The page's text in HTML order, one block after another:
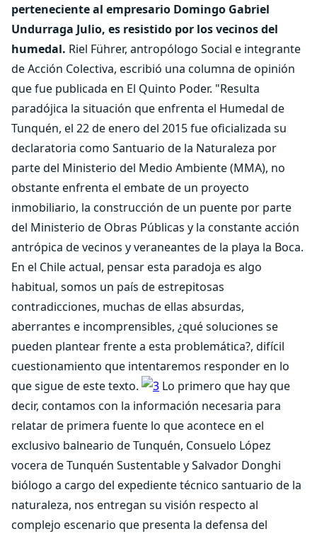
perteneciente al empresario Domingo Gabriel
Undurraga Julio, es resistido por los vecinos del
humedal. Riel Führer, antropólogo Social e integrante
de Acción Colectiva, escribió una columna de opinión
que fue publicada en El Quinto Poder. "Resulta
paradójica la situación que enfrenta el Humedal de
Tunquén, el 22 de enero del 2015 fue oficializada su
declaratoria como Santuario de la Naturaleza por
parte del Ministerio del Medio Ambiente (MMA), no
obstante enfrenta el embate de un proyecto
inmobiliario, la construcción de un puente por parte
del Ministerio de Obras Públicas y la constante acción
antrópica de vecinos y veraneantes de la playa la Boca.
En el Chile actual, pensar esta paradoja es algo
habitual, somos un país de estrepitosas
contradicciones, muchas de ellas absurdas,
aberrantes e incomprensibles, ¿qué soluciones se
pueden plantear frente a esta problemática?, difícil
cuestionamiento que intentaremos responder en lo
que sigue de este texto.
Lo primero que hay que
decir, contamos con la información necesaria para
relatar de primera fuente lo que acontece en el
exclusivo balneario de Tunquén, Consuelo López
vocera de Tunquén Sustentable y Salvador Donghi
biólogo a cargo del expediente técnico santuario de la
naturaleza, nos entregan su visión respecto al
complejo escenario que presenta la defensa del